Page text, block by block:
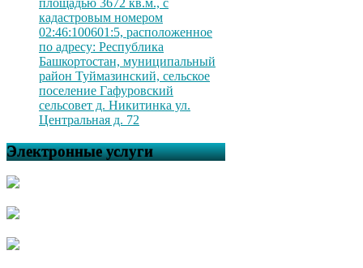
кадастровым номером
02:46:100601:5, расположенное
по адресу: Республика
Башкортостан, муниципальный
район Туймазинский, сельское
поселение Гафуровский
сельсовет д. Никитинка ул.
Центральная д. 72
Электронные услуги